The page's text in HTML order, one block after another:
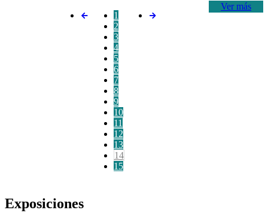
Ver más
1
2
3
4
5
6
7
8
9
10
11
12
13
14
15
Exposiciones